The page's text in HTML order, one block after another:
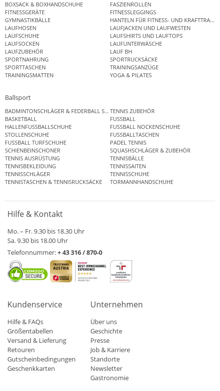
BOXSACK & BOXHANDSCHUHE
FASZIENROLLEN
FITNESSGERÄTE
FITNESSLEGGINGS
GYMNASTIKBÄLLE
HANTELN FÜR FITNESS- UND
LAUFHOSEN
LAUFJACKEN UND LAUFWESTEN
LAUFSCHUHE
LAUFSHIRTS UND LAUFTOPS
LAUFSOCKEN
LAUFUNTERWÄSCHE
LAUFZUBEHÖR
LAUF BH
SPORTNAHRUNG
SPORTRUCKSÄCKE
SPORTTASCHEN
TRAININGSANZÜGE
TRAININGSMATTEN
YOGA & PILATES
Ballsport
BADMINTONSCHLÄGER & FEDERBALL SETSTENNIS ZUBEHÖR
BASKETBALL
FUSSBALL
HALLENFUSSBALLSCHUHE
FUSSBALL NOCKENSCHUHE
STOLLENSCHUHE
FUSSBALLTASCHEN
FUSSBALL TURFSCHUHE
PADEL TENNIS
SCHIENBEINSCHONER
SQUASHSCHLÄGER & ZUBEHÖR
TENNIS AUSRÜSTUNG
TENNISBÄLLE
TENNISBEKLEIDUNG
TENNISSAITEN
TENNISSCHLÄGER
TENNISSCHUHE
TENNISTASCHEN & TENNISRUCKSÄCKE
TORMANNHANDSCHUHE
Hilfe & Kontakt
Mo. – Fr. 9.30 bis 18.30 Uhr
Sa. 9.30 bis 18.00 Uhr
Telefonnummer:+ 43 316 / 870-0
Kundenservice
Hilfe & FAQs
Größentabellen
Versand & Lieferung
Retouren
Gutscheinbedingungen
Geschenkkarten
Unternehmen
Über uns
Geschichte
Presse
Job & Karriere
Standorte
Newsletter
Gastronomie